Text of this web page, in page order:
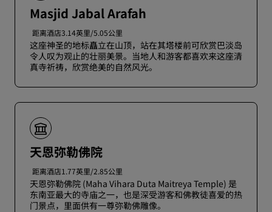
Masjid Jabal Arafah
距离酒店3.14英里/5.05公里
这座神圣的地标矗立在山顶，站在其塔楼前可欣赏巴淡岛
令人叹为观止的壮丽美景。当地人和游客都喜欢来这座清
真寺祈祷，欣赏绝美的自然风光。
天恩弥勒佛院
距离酒店1.77英里/2.85公里
天恩弥勒佛院 (Maha Vihara Duta Maitreya Temple) 是
东南亚最大的寺庙之一，也是深受游客和佛教徒喜爱的热
门景点，里面供有一尊弥勒佛雕像。